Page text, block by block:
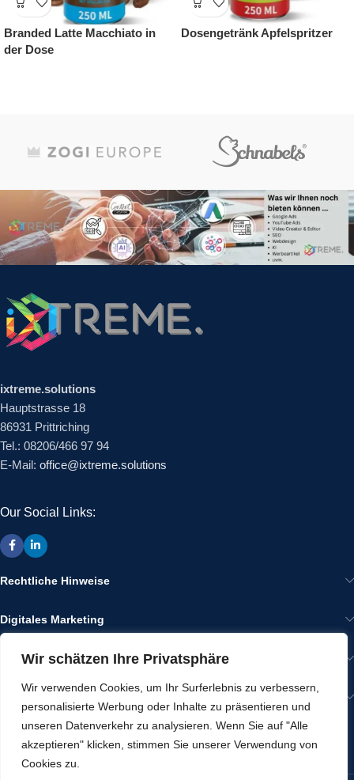
Wir schätzen Ihre Privatsphäre
Wir verwenden Cookies, um Ihr Surferlebnis zu verbessern,
personalisierte Werbung oder Inhalte zu präsentieren und
unseren Datenverkehr zu analysieren. Wenn Sie auf "Alle
akzeptieren" klicken, stimmen Sie unserer Verwendung von
Cookies zu.
Ingwer Shot – Werbewirksam
und belebend
Milka Wand-Adventskalender
ixtreme.solutions
Hauptstrasse 18
86931 Prittriching
Tel.: 08206/466 97 94
E-Mail: office@ixtreme.solutions
Our Social Links:
Rechtliche Hinweise
Digitales Marketing
Wir im Internet